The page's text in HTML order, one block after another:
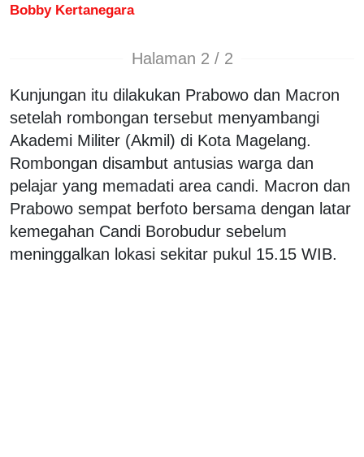
Bobby Kertanegara
Halaman 2 / 2
Kunjungan itu dilakukan Prabowo dan Macron
setelah rombongan tersebut menyambangi
Akademi Militer (Akmil) di Kota Magelang.
Rombongan disambut antusias warga dan
pelajar yang memadati area candi. Macron dan
Prabowo sempat berfoto bersama dengan latar
kemegahan Candi Borobudur sebelum
meninggalkan lokasi sekitar pukul 15.15 WIB.